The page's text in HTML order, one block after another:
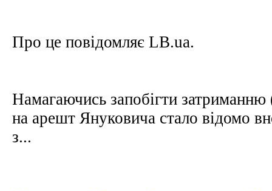
Про це повідомляє LB.ua.
Намагаючись запобігти
на арешт Януковича стало відомо
з...